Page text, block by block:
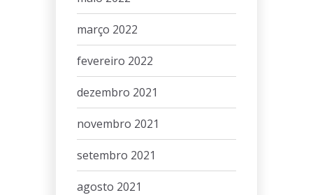
março 2022
fevereiro 2022
dezembro 2021
novembro 2021
setembro 2021
agosto 2021